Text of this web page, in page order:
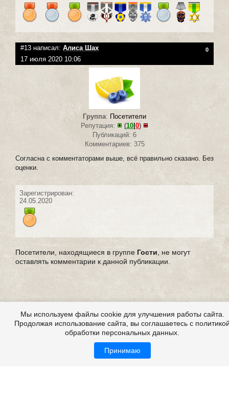
#13 написал: Алиса Шах 0
17 июля 2020 10:06
Группа: Посетители
Репутация:
(10|0)
Публикаций: 6
Комментариев: 375
Согласна с комментаторами выше, всё правильно сказано. Без
оценки.
Зарегистрирован:
24.05.2020
Посетители, находящиеся в группе Гости , не могут
оставлять комментарии к данной публикации.
Мы используем файлы cookie для улучшения работы сайта.
Продолжая использование сайта, вы соглашаетесь с
обработки персональных данных.
Принимаю